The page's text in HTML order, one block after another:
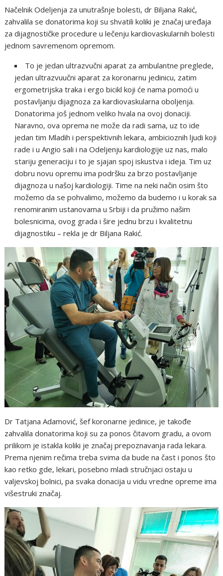
Načelnik Odeljenja za unutrašnje bolesti, dr Biljana Rakić,
zahvalila se donatorima koji su shvatili koliki je značaj uređaja
za dijagnostičke procedure u lečenju kardiovaskularnih bolesti
jednom savremenom opremom.
To je jedan ultrazvučni aparat za ambulantne preglede,
jedan ultrazvuučni aparat za koronarnu jedinicu, zatim
ergometrijska traka i ergo bicikl koji će nama pomoći u
postavljanju dijagnoza za kardiovaskularna oboljenja.
Donatorima još jednom veliko hvala na ovoj donaciji.
Naravno, ova oprema ne može da radi sama, uz to ide
jedan tim Mladih i perspektivnih lekara, ambicioznih ljudi koji
rade i u Angio sali i na Odeljenju kardiologije uz nas, malo
stariju generaciju i to je sjajan spoj iskustva i ideja. Tim uz
dobru novu opremu ima podršku za brzo postavljanje
dijagnoza u našoj kardiologiji. Time na neki način osim što
možemo da se pohvalimo, možemo da budemo i u korak sa
renomiranim ustanovama u Srbiji i da pružimo našim
bolesnicima, ovog grada i šire jednu brzu i kvalitetnu
dijagnostiku – rekla je dr Biljana Rakić.
Dr Tatjana Adamović, šef koronarne jedinice, je takođe
zahvalila donatorima koji su za ponos čitavom gradu, a ovom
prilikom je istakla koliki je značaj prepoznavanja rada lekara.
Prema njenim rečima treba svima da bude na čast i ponos što
kao retko gde, lekari, posebno mladi stručnjaci ostaju u
valjevskoj bolnici, pa svaka donacija u vidu vredne opreme ima
višestruki značaj.